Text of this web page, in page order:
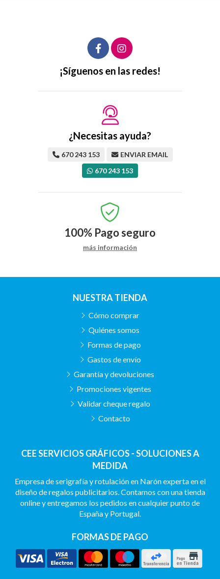
¡Síguenos en las redes!
¿Necesitas ayuda?
670 243 153
ENVIAR EMAIL
670 243 153
100% Pago seguro
más información
CEE SERVICIOS GRÁFICOS - SOLUCIONES A
MEDIDA
Empresa de serigrafía y rotulación en Narón experta en el
diseño de regalos publicitarios. Contamos con una tienda
online y entregamos los pedidos en cualquier punto de
España y Portugal.
FORMAS DE PAGO
NUESTRA TIENDA
Cómo comprar
Quiénes somos
Formas de pago
Gastos de envío
Garantía y devoluciones
Promociones vigentes
Validar cheque regalo
Contacto